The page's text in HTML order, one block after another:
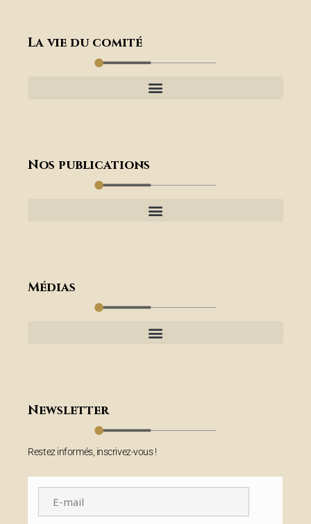
La vie du comité
Nos publications
Médias
Newsletter
Restez informés, inscrivez-vous !